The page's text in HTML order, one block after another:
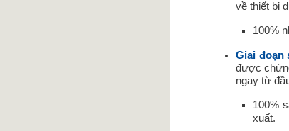
về thiết bị
100%
Giai đoạn
được
ngay từ
100%
xuất.